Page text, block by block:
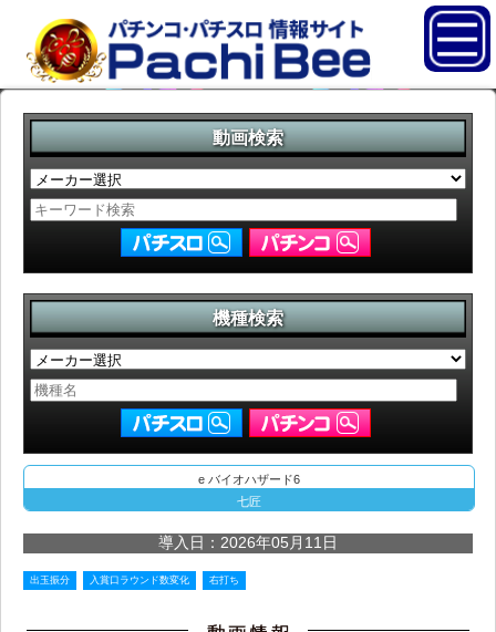
動画検索
機種検索
e バイオハザード6
七匠
導入日：2026年05月11日
出玉振分 入賞口ラウンド数変化 右打ち